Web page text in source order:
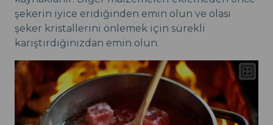
şekerin iyice eridiğinden emin olun ve olası
şeker kristallerini önlemek için sürekli
karıştırdığınızdan emin olun.